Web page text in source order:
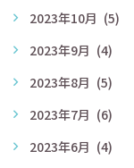
2023年10月 (5)
2023年9月 (4)
2023年8月 (5)
2023年7月 (6)
2023年6月 (4)